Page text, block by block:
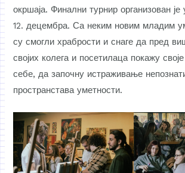
окршаја. Финални турнир организован је
12. децембра. Са неким новим младим
су смогли храбрости и снаге да пред
својих колега и посетилаца покажу
себе, да започну истраживање
пространстава уметности.